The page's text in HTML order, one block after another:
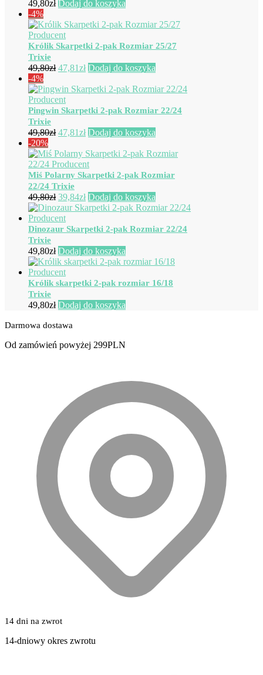
49,80zł Dodaj do koszyka
-4%
Królik Skarpetki 2-pak Rozmiar 25/27
Trixie
49,80zł Pierwotna
wynosiła:
49,80zł.
47,81złAktualna
wynosi:
Dodaj do koszyka
-4%
Pingwin Skarpetki 2-pak Rozmiar 22/24
Trixie
49,80zł Pierwotna
wynosiła:
49,80zł.
47,81złAktualna
wynosi:
47,81zł.
Dodaj do koszyka
-20%
Miś Polarny Skarpetki 2-pak Rozmiar
22/24 Trixie
49,80zł Pierwotna
cena
wynosiła:
49,80zł.
39,84złAktualna
cena
39,84zł.
Dodaj do koszyka
Dinozaur Skarpetki 2-pak Rozmiar 22/24
Trixie
49,80zł Dodaj do koszyka
Królik skarpetki 2-pak rozmiar 16/18
Trixie
49,80zł Dodaj do koszyka
Darmowa dostawa
Od zamówień powyżej 299PLN
14 dni na zwrot
14-dniowy okres zwrotu